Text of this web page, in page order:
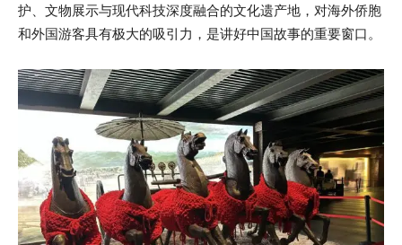
护、文物展示与现代科技深度融合的文化遗产地，对海外侨胞
和外国游客具有极大的吸引力，是讲好中国故事的重要窗口。